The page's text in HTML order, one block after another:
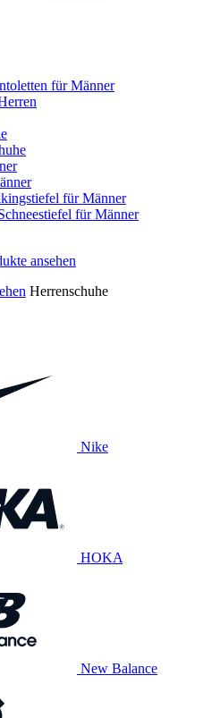
für Männer
für Männer
für Männer
Herrenschuhe
Nike
HOKA
New Balance